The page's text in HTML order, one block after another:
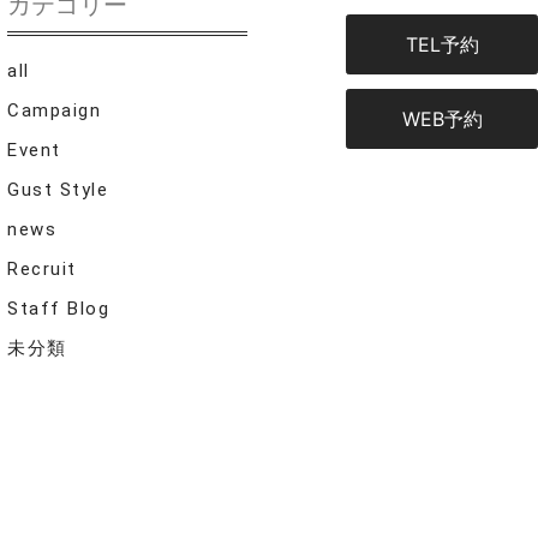
TEL予約
WEB予約
all
Campaign
Event
Gust Style
news
Recruit
Staff Blog
未分類